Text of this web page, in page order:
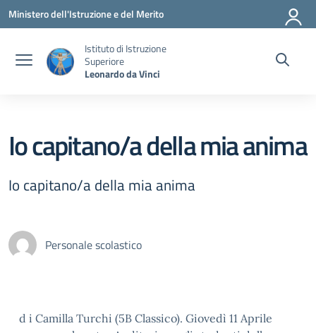
Vai ai contenuti
Vai al menu di navigazione
Vai al footer
Ministero dell'Istruzione e del Merito
Istituto di Istruzione
Superiore
Leonardo da Vinci
Io capitano/a della mia anima
Io capitano/a della mia anima
Personale scolastico
d i Camilla Turchi (5B Classico). Giovedì 11 Aprile